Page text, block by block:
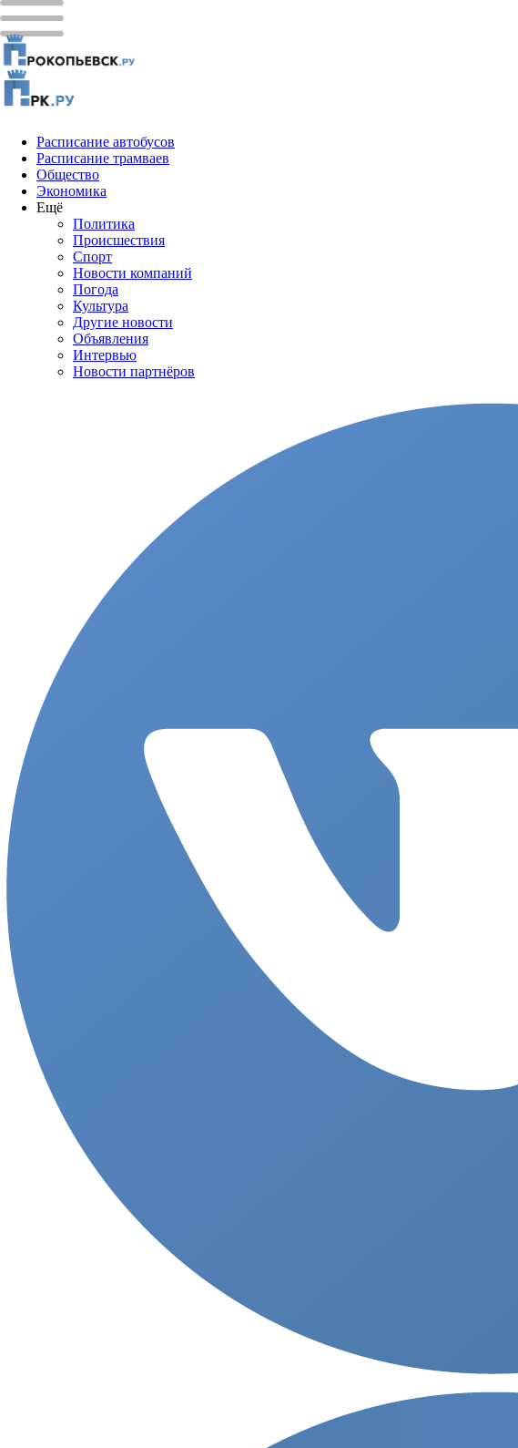
Расписание автобусов
Расписание трамваев
Общество
Экономика
Ещё
Политика
Проиcшествия
Спорт
Новости компаний
Погода
Культура
Другие новости
Объявления
Интервью
Новости партнёров